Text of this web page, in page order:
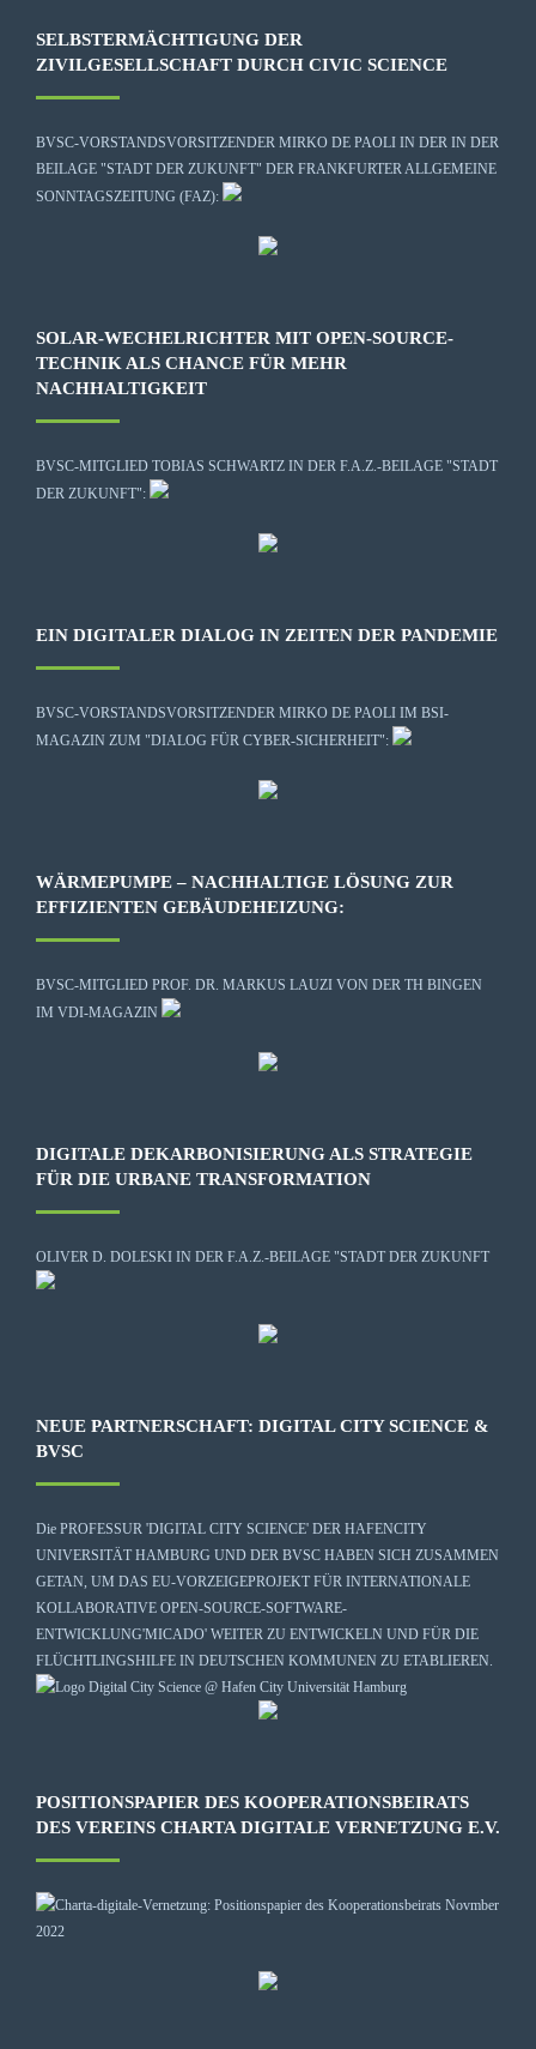
SELBSTERMÄCHTIGUNG DER
ZIVILGESELLSCHAFT DURCH CIVIC SCIENCE
BVSC-VORSTANDSVORSITZENDER MIRKO DE PAOLI IN DER IN DER
BEILAGE "STADT DER ZUKUNFT" DER FRANKFURTER ALLGEMEINE
SONNTAGSZEITUNG (FAZ):
SOLAR-WECHELRICHTER MIT OPEN-SOURCE-
TECHNIK ALS CHANCE FÜR MEHR
NACHHALTIGKEIT
BVSC-MITGLIED TOBIAS SCHWARTZ IN DER F.A.Z.-BEILAGE "STADT
DER ZUKUNFT":
EIN DIGITALER DIALOG IN ZEITEN DER PANDEMIE
BVSC-VORSTANDSVORSITZENDER MIRKO DE PAOLI IM BSI-
MAGAZIN ZUM "DIALOG FÜR CYBER-SICHERHEIT":
WÄRMEPUMPE – NACHHALTIGE LÖSUNG ZUR
EFFIZIENTEN GEBÄUDEHEIZUNG:
BVSC-MITGLIED PROF. DR. MARKUS LAUZI VON DER TH BINGEN
IM VDI-MAGAZIN
DIGITALE DEKARBONISIERUNG ALS STRATEGIE
FÜR DIE URBANE TRANSFORMATION
OLIVER D. DOLESKI IN DER F.A.Z.-BEILAGE "STADT DER ZUKUNFT
NEUE PARTNERSCHAFT: DIGITAL CITY SCIENCE &
BVSC
Die PROFESSUR 'DIGITAL CITY SCIENCE' DER HAFENCITY
UNIVERSITÄT HAMBURG UND DER BVSC HABEN SICH ZUSAMMEN
GETAN, UM DAS EU-VORZEIGEPROJEKT FÜR INTERNATIONALE
KOLLABORATIVE OPEN-SOURCE-SOFTWARE-
ENTWICKLUNG'MICADO' WEITER ZU ENTWICKELN UND FÜR DIE
FLÜCHTLINGSHILFE IN DEUTSCHEN KOMMUNEN ZU ETABLIEREN.
POSITIONSPAPIER DES KOOPERATIONSBEIRATS
DES VEREINS CHARTA DIGITALE VERNETZUNG E.V.